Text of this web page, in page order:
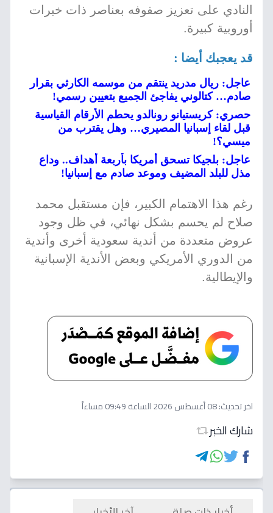
النادي على تعزيز صفوفه بعناصر ذات خبرات
أوروبية كبيرة.
قد يعجبك أيضا :
عاجل: ريال مدريد ينتقم من موسمه الكارثي بقرار
صادم… كتالوني يفاجئ الجميع بتعيين رسمي!
حصري: كريستيانو رونالدو يحطم الأرقام القياسية
قبل لقاء إسبانيا المصيري… وهل يقترب من
ميسي؟!
عاجل: بلجيكا تسحق أمريكا بأربعة أهداف.. وداع
مذل للبلد المضيف وموعد صادم مع إسبانيا!
رغم هذا الاهتمام الكبير، فإن مستقبل محمد
صلاح لم يحسم بشكل نهائي، في ظل وجود
عروض متعددة من أندية سعودية أخرى وأندية
من الدوري الأمريكي وبعض الأندية الإسبانية
والإيطالية.
اخر تحديث:08 أغسطس 2026 الساعة 09:49 مساءاً
شارك الخبر